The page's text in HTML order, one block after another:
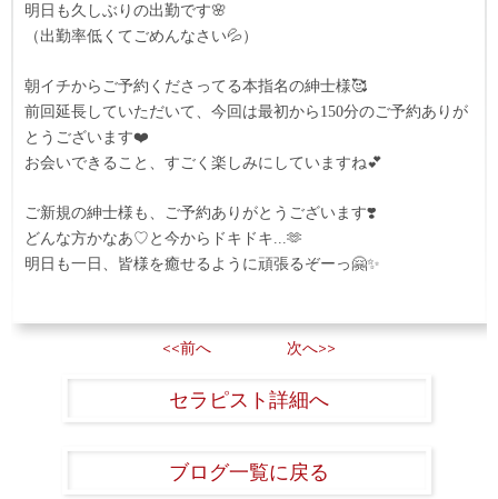
明日も久しぶりの出勤です🌸
（出勤率低くてごめんなさい💦）
朝イチからご予約くださってる本指名の紳士様🥰
前回延長していただいて、今回は最初から150分のご予約ありが
とうございます❤️
お会いできること、すごく楽しみにしていますね💕
ご新規の紳士様も、ご予約ありがとうございます❣️
どんな方かなあ♡と今からドキドキ...🫶
明日も一日、皆様を癒せるように頑張るぞーっ🤗✨
<<前へ 次へ>>
セラピスト詳細へ
ブログ一覧に戻る